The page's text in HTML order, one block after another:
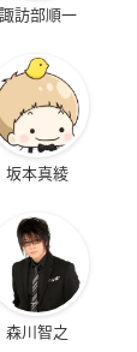
諏訪部順一
坂本真綾
森川智之